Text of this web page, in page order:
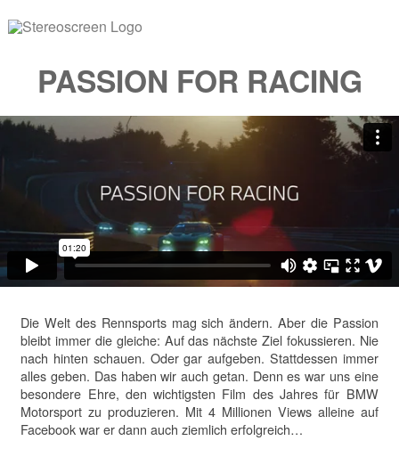
PASSION FOR RACING
Die Welt des Rennsports mag sich ändern. Aber die Passion
bleibt immer die gleiche: Auf das nächste Ziel fokussieren. Nie
nach hinten schauen. Oder gar aufgeben. Stattdessen immer
alles geben. Das haben wir auch getan. Denn es war uns eine
besondere Ehre, den wichtigsten Film des Jahres für BMW
Motorsport zu produzieren. Mit 4 Millionen Views alleine auf
Facebook war er dann auch ziemlich erfolgreich…